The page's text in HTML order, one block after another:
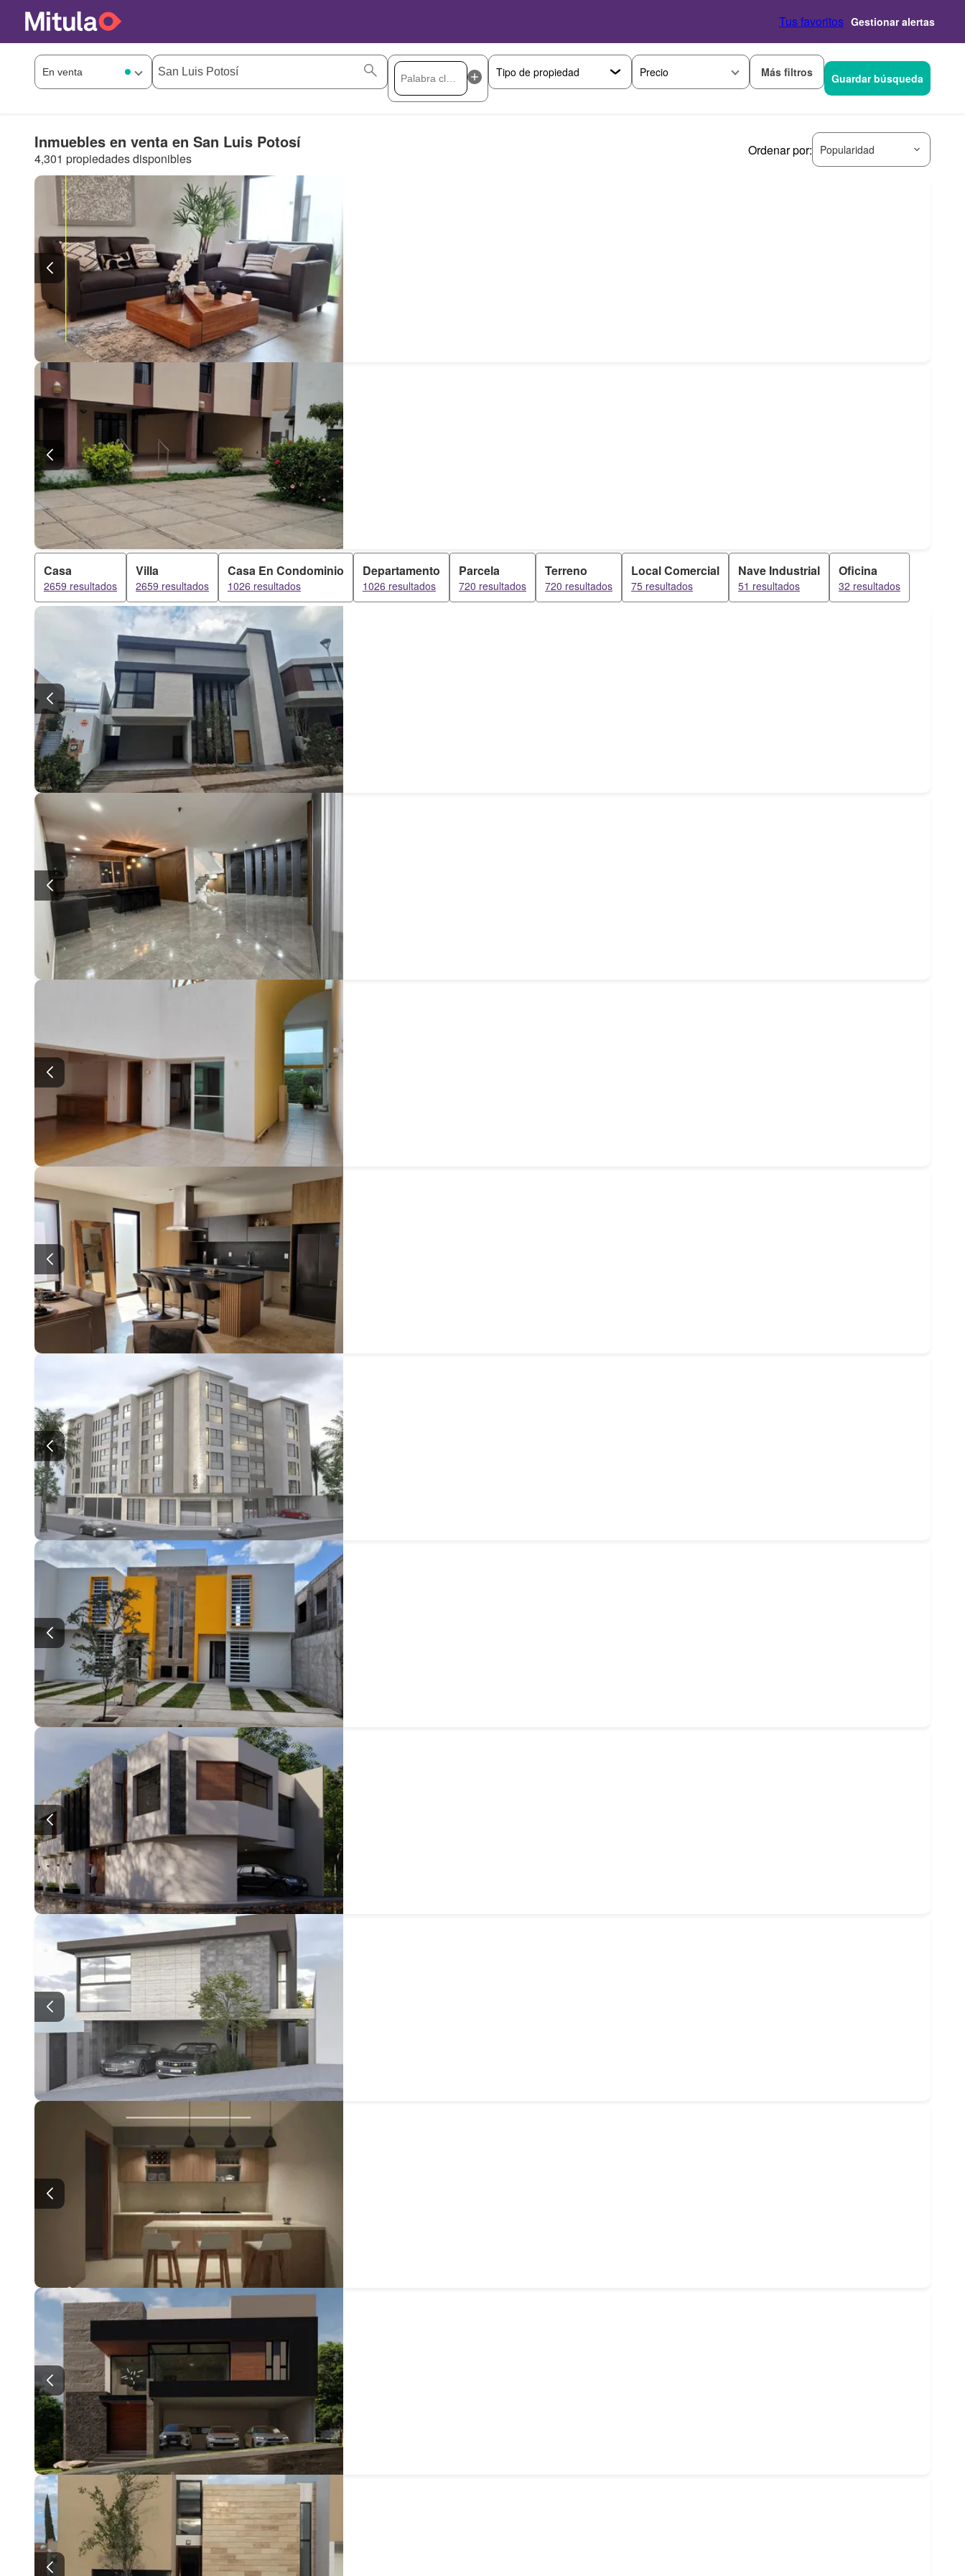
Tus favoritos Gestionar alertas
Precio Más filtros Guardar búsqueda
Inmuebles en venta en San Luis Potosí
4,301 propiedades disponibles
Ordenar por: Popularidad
Casa
2659 resultados
Villa
2659 resultados
Casa En Condominio
1026 resultados
Departamento
1026 resultados
Parcela
720 resultados
Terreno
720 resultados
Local Comercial
75 resultados
Nave Industrial
51 resultados
Oficina
32 resultados